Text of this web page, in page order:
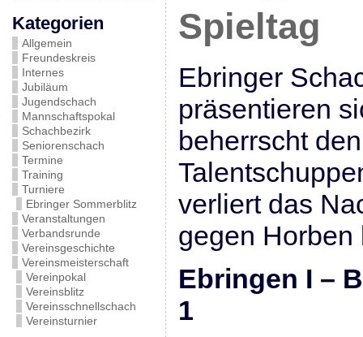
Kategorien
Allgemein
Freundeskreis
Internes
Jubiläum
Jugendschach
Mannschaftspokal
Schachbezirk
Seniorenschach
Termine
Training
Turniere
Ebringer Sommerblitz
Veranstaltungen
Verbandsrunde
Vereinsgeschichte
Vereinsmeisterschaft
Vereinpokal
Vereinsblitz
Vereinsschnellschach
Vereinsturnier
Spieltag
Ebringer
präsentieren
beherrscht
verliert das
gegen Horben
Ebringen I –
1